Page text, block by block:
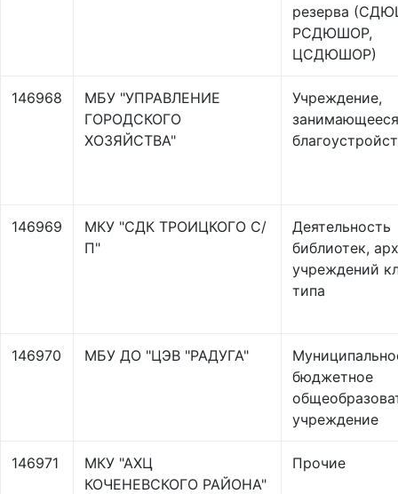
резерва
РСДЮШОР,
ЦСДЮШОР)
146968
МБУ "УПРАВЛЕНИЕ
ГОРОДСКОГО
ХОЗЯЙСТВА"
Учреждение,
занимающееся
146969
МКУ "СДК ТРОИЦКОГО С/
П"
Деятельность
библиотек,
учреждений
типа
146970 МБУ ДО "ЦЭВ "РАДУГА"
бюджетное
учреждение
146971
МКУ "АХЦ
КОЧЕНЕВСКОГО РАЙОНА"
Прочие